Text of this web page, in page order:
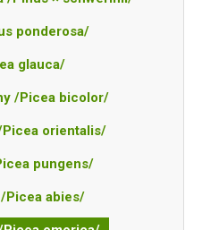
ponderosa/
glauca/
/Picea bicolor/
orientalis/
pungens/
Picea abies/